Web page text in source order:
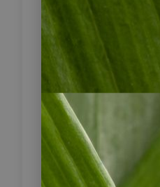
Gewinne aus der
des
Aufforstungs-
wie ein
Bibliothek.
Fond ist der für
Notfälle.
Nach dem Besuch
Bootssteg und